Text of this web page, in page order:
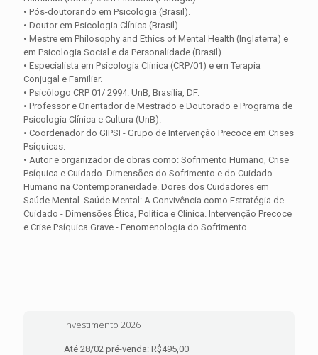
• Pós-doutorando em Psicologia (Brasil).
• Doutor em Psicologia Clínica (Brasil).
• Mestre em Philosophy and Ethics of Mental Health (Inglaterra) e
em Psicologia Social e da Personalidade (Brasil).
• Especialista em Psicologia Clínica (CRP/01) e em Terapia
Conjugal e Familiar.
• Psicólogo CRP 01/ 2994. UnB, Brasília, DF.
• Professor e Orientador de Mestrado e Doutorado e Programa de
Psicologia Clínica e Cultura (UnB).
• Coordenador do GIPSI - Grupo de Intervenção Precoce em Crises
Psíquicas.
• Autor e organizador de obras como: Sofrimento Humano, Crise
Psíquica e Cuidado. Dimensões do Sofrimento e do Cuidado
Humano na Contemporaneidade. Dores dos Cuidadores em
Saúde Mental. Saúde Mental: A Convivência como Estratégia de
Cuidado - Dimensões Ética, Política e Clínica. Intervenção Precoce
e Crise Psíquica Grave - Fenomenologia do Sofrimento.
Investimento 2026
Até 28/02 pré-venda: R$495,00